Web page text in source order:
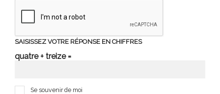
SAISISSEZ VOTRE RÉPONSE EN CHIFFRES
quatre + treize =
Se souvenir de moi